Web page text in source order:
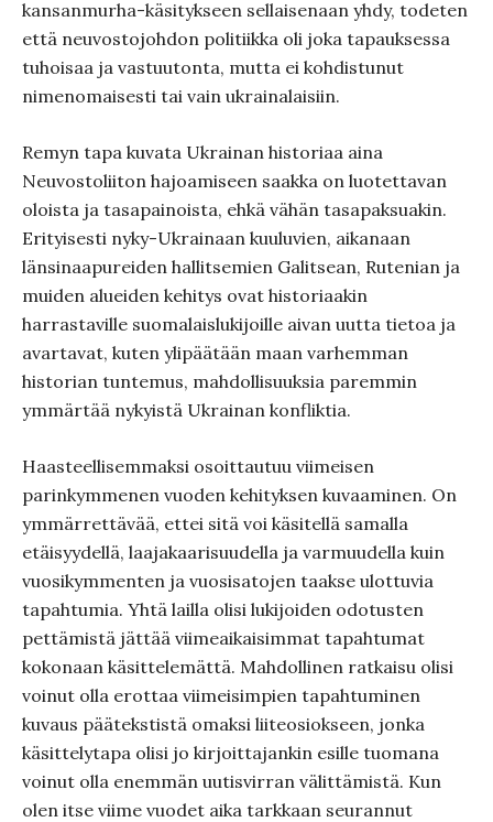
kansanmurha-käsitykseen sellaisenaan yhdy, todeten
että neuvostojohdon politiikka oli joka tapauksessa
tuhoisaa ja vastuutonta, mutta ei kohdistunut
nimenomaisesti tai vain ukrainalaisiin.
Remyn tapa kuvata Ukrainan historiaa aina
Neuvostoliiton hajoamiseen saakka on luotettavan
oloista ja tasapainoista, ehkä vähän tasapaksuakin.
Erityisesti nyky-Ukrainaan kuuluvien, aikanaan
länsinaapureiden hallitsemien Galitsean, Rutenian ja
muiden alueiden kehitys ovat historiaakin
harrastaville suomalaislukijoille aivan uutta tietoa ja
avartavat, kuten ylipäätään maan varhemman
historian tuntemus, mahdollisuuksia paremmin
ymmärtää nykyistä Ukrainan konfliktia.
Haasteellisemmaksi osoittautuu viimeisen
parinkymmenen vuoden kehityksen kuvaaminen. On
ymmärrettävää, ettei sitä voi käsitellä samalla
etäisyydellä, laajakaarisuudella ja varmuudella kuin
vuosikymmenten ja vuosisatojen taakse ulottuvia
tapahtumia. Yhtä lailla olisi lukijoiden odotusten
pettämistä jättää viimeaikaisimmat tapahtumat
kokonaan käsittelemättä. Mahdollinen ratkaisu olisi
voinut olla erottaa viimeisimpien tapahtuminen
kuvaus päätekstistä omaksi liiteosiokseen, jonka
käsittelytapa olisi jo kirjoittajankin esille tuomana
voinut olla enemmän uutisvirran välittämistä. Kun
olen itse viime vuodet aika tarkkaan seurannut